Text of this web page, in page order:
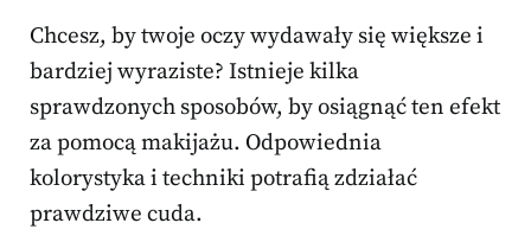
Chcesz, by twoje oczy wydawały się większe i
bardziej wyraziste? Istnieje kilka
sprawdzonych sposobów, by osiągnąć ten efekt
za pomocą makijażu. Odpowiednia
kolorystyka i techniki potrafią zdziałać
prawdziwe cuda.